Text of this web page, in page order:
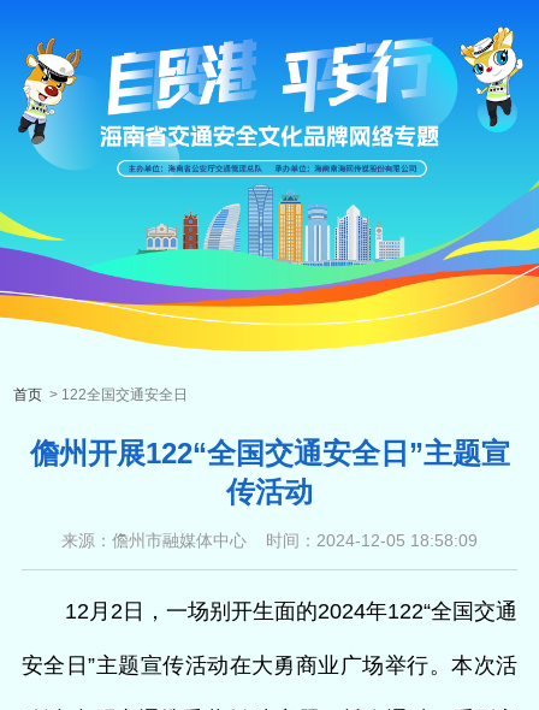
首页 > 122全国交通安全日
儋州开展122“全国交通安全日”主题宣
传活动
来源：儋州市融媒体中心 时间：2024-12-05 18:58:09
12月2日，一场别开生面的2024年122“全国交通
安全日”主题宣传活动在大勇商业广场举行。本次活